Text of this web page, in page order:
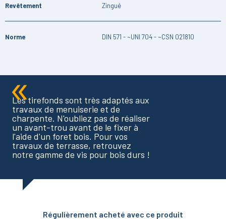
Revêtement Zingué
Norme DIN 571 - ~UNI 704 - ~CSN 021810
Les tirefonds sont très adaptés aux
travaux de menuiserie et de
charpente. N'oubliez pas de réaliser
un avant-trou avant de le fixer à
l'aide d'un foret bois. Pour vos
travaux de terrasse, retrouvez
notre gamme de vis pour bois durs !
Régulièrement acheté avec ce produit